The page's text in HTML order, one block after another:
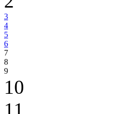
3
4
5
6
7
8
9
10
11